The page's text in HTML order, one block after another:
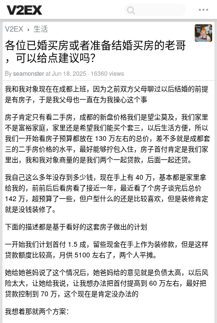
V2EX › 生活
各位已婚买房或者准备结婚买房的老哥
，可以给点建议吗？
Byseamonsterat Jun 18, 2025 · 16360 views
我和我对象现在在成都上班，因为之前双方父母聊过以后结婚的前提
是有房子，于是我父母也一直在为我操心这个事
房子肯定只有看二手房，成都的新盘价格我们是望尘莫及，我们家里
不是富裕家庭，家里还是希望我们能买个套三，以后生活方便，所以
我们一开始看房子预算都放在 130 万左右的总价，差不多就是成都套
三的二手房价格的水平，最好能够拧包入住，房子首付肯定是我们家
里出，我和我对象商量的是我们两个一起贷款，后面一起还贷。
我自己这么多年没存到多少钱，现在手上有 40 万，基本都是家里拿
给我的，前前后后看房看了接近一年，最近看了个房子谈完后总价
142 万，超预算了一些，但户型什么的还是比较喜欢，但是装修肯定
就是没钱装修了。
下面的描述都是基于看好的这套房子做出的计划
一开始我们计划首付 1.5 成，留些现金在手上作为装修款，但是这样
贷款额度比较高，月供 5100 左右了，两个人平摊。
她给她爸妈说了这个情况后，她爸妈给的意见就是负债太高，以后风
险太大，让她给我说，让我想办法把首付提高到 60 万左右，最好把
贷款控制到 70 万，这个现在是肯定没办法的
我想着那就两个方案：